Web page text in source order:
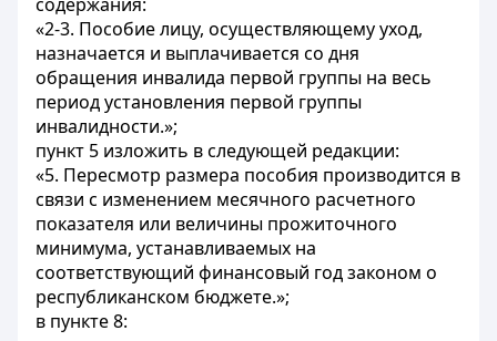
«2-3. Пособие лицу, осуществляющему уход,
назначается и выплачивается со дня
обращения инвалида первой группы на весь
период установления первой группы
инвалидности.»;
пункт 5 изложить в следующей редакции:
«5. Пересмотр размера пособия производится в
связи с изменением месячного расчетного
показателя или величины прожиточного
минимума, устанавливаемых на
соответствующий финансовый год законом о
республиканском бюджете.»;
в пункте 8: